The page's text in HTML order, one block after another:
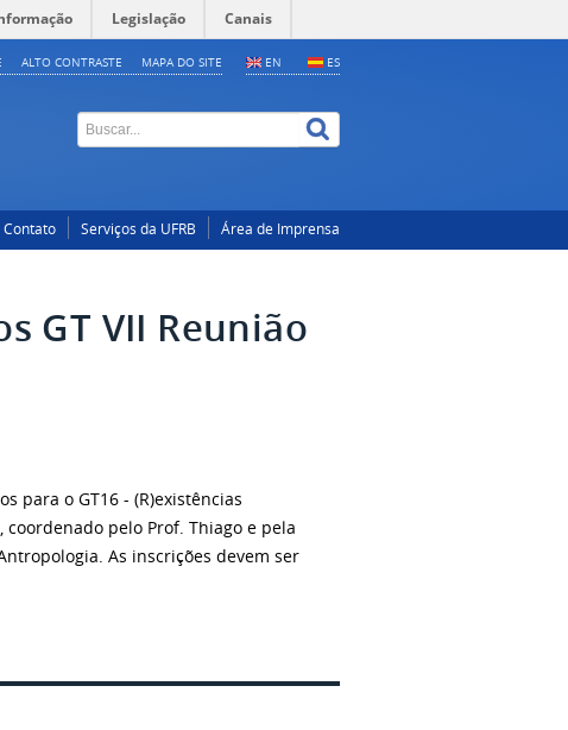
Legislação Canais
EN ES
ALTO CONTRASTE MAPA DO SITE
Contato Serviços da UFRB Área de Imprensa
GT VII Reunião
para o GT16 - (R)existências
pelo Prof. Thiago e pela
As inscrições devem ser